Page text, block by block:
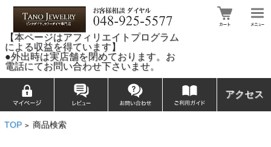
【本ページはアフィリエイトプログラム
による収益を得ています】
●外出時は実店舗を閉めております。お
電話にてお問い合わせ下さいませ。
アクセス
TOP > 商品検索